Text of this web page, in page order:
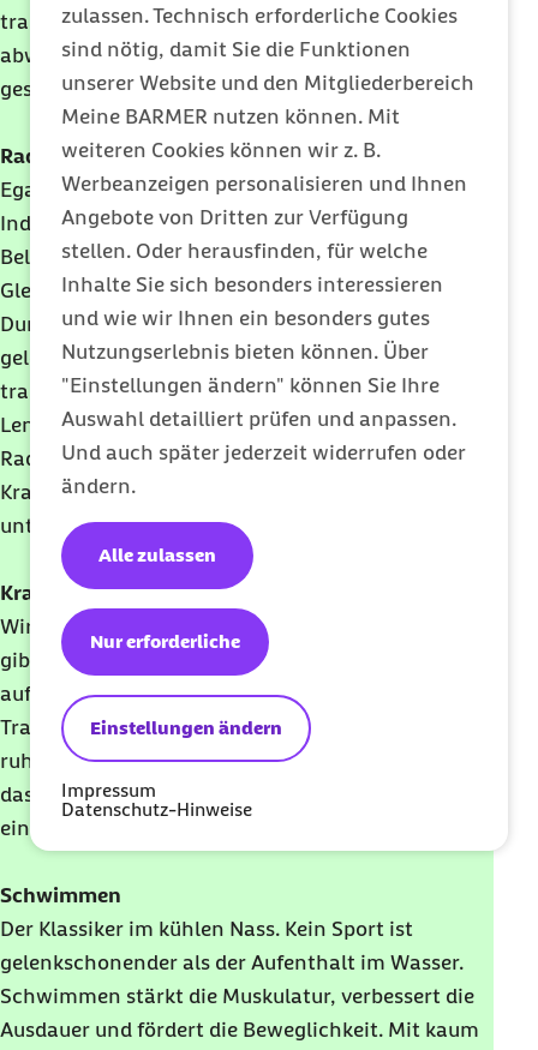
zulassen. Technisch erforderliche Cookies
sind nötig, damit Sie die Funktionen
unserer Website und den Mitgliederbereich
Meine BARMER nutzen können. Mit
weiteren Cookies können wir z. B.
Werbeanzeigen personalisieren und Ihnen
Angebote von Dritten zur Verfügung
stellen. Oder herausfinden, für welche
Inhalte Sie sich besonders interessieren
und wie wir Ihnen ein besonders gutes
Nutzungserlebnis bieten können. Über
"Einstellungen ändern" können Sie Ihre
Auswahl detailliert prüfen und anpassen.
Und auch später jederzeit widerrufen oder
ändern.
Einstellungen ändern
Nur erforderliche
Alle zulassen
Impressum
Datenschutz-Hinweise
trainiert werden. Macht Spaß, ist
abwechslungsreich und kann allein oder im Doppel
gespielt werden.
Radfahren
Egal ob auf einem richtigen Fahrrad oder einem
Indoor-Bike, bereits kurze Ausfahrten mit geringen
Belastungen fördern die Kondition, das
Gleichgewicht, die Koordination und die
Durchblutung. Zudem ist dieser Sport sehr
gelenkschonend. Während die Beinmuskeln gut
trainiert werden, Arme und Schultern durch den
Lenkradgriff Haltearbeiten übernehmen, darf das
Radfahren auch stets mit einem leichten
Krafttraining kombiniert werden um die sonst
unterforderte Rumpfmuskulatur zu stärken.
Krafttraining
Wird idealerweise im Fitnessstudio praktiziert. Das
gibt zum einen Sicherheit, zum anderen kann ein
auf die individuellen Bedürfnisse abgestimmter
Trainingsplan erstellt werden. Nach anfänglich
ruhigem Beginn gerne steigern. Es gilt: je höher
das Alter, desto mehr Belastungsintensität ist für
einen effektiven Nutzen vonnöten.
Schwimmen
Der Klassiker im kühlen Nass. Kein Sport ist
gelenkschonender als der Aufenthalt im Wasser.
Schwimmen stärkt die Muskulatur, verbessert die
Ausdauer und fördert die Beweglichkeit. Mit kaum